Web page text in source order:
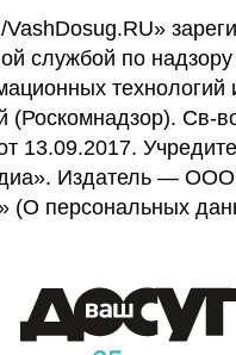
службой по
технологий
(Роскомнадзор).
13.09.2017.
Издатель — ООО
(О персональных